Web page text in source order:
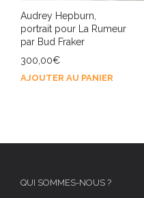
Audrey Hepburn,
portrait pour La Rumeur
par Bud Fraker
300,00€
AJOUTER AU PANIER
QUI SOMMES-NOUS ?